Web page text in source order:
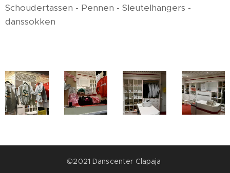
Schoudertassen - Pennen - Sleutelhangers -
danssokken
©2021 Danscenter Clapaja